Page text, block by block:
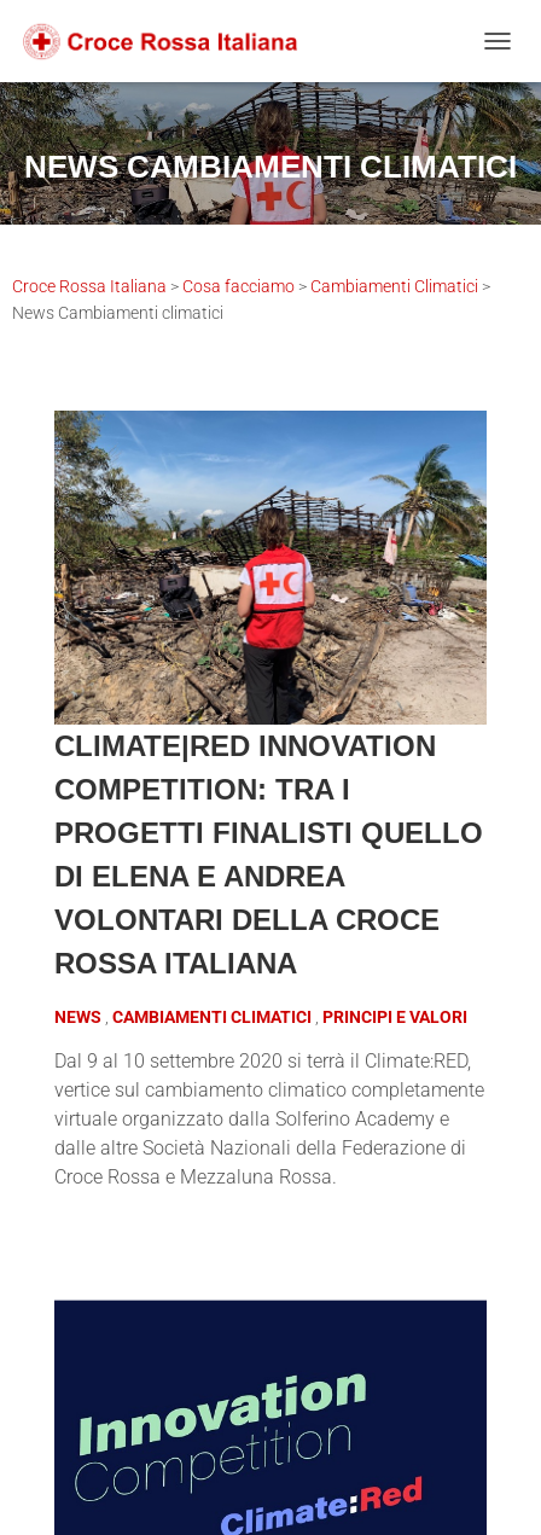
contenuto
alla
navigazione
footer
NEWS CAMBIAMENTI CLIMATICI
Croce Rossa Italiana > Cosa facciamo > Cambiamenti Climatici >
News Cambiamenti climatici
CLIMATE|RED INNOVATION
COMPETITION: TRA I
PROGETTI FINALISTI QUELLO
DI ELENA E ANDREA
VOLONTARI DELLA CROCE
ROSSA ITALIANA
NEWS CAMBIAMENTI CLIMATICI PRINCIPI E VALORI
Dal 9 al 10 settembre 2020 si terrà il Climate:RED,
vertice sul cambiamento climatico completamente
virtuale organizzato dalla Solferino Academy e
dalle altre Società Nazionali della Federazione di
Croce Rossa e Mezzaluna Rossa.